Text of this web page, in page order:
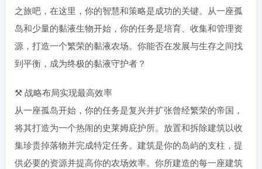
之旅吧，在这里，你的智慧和策略是成功的关键。从一座孤
岛和少量的黏液生物开始，你的任务是培育、收集和管理资
源，打造一个繁荣的黏液农场。你能否在发展与生存之间找
到平衡，成为终极的黏液守护者？
⚒️ 战略布局实现最高效率
从一座孤岛开始，你的任务是复兴并扩张曾经繁荣的帝国，
将其打造为一个热闹的史莱姆庇护所。放置和拆除建筑以收
集珍贵掉落物并完成特定任务。建筑是你的岛屿的支柱，提
供必要的资源并提高你的农场效率。你所建造的每一座建筑